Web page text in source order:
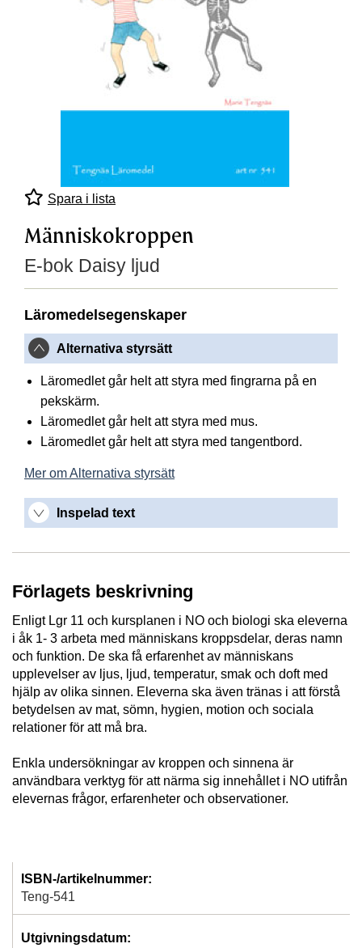
Spara i lista
Människokroppen
E-bok Daisy ljud
Läromedelsegenskaper
Alternativa styrsätt
Läromedlet går helt att styra med fingrarna på en
pekskärm.
Läromedlet går helt att styra med mus.
Läromedlet går helt att styra med tangentbord.
Mer om Alternativa styrsätt
Inspelad text
Förlagets beskrivning
Enligt Lgr 11 och kursplanen i NO och biologi ska eleverna
i åk 1- 3 arbeta med människans kroppsdelar, deras namn
och funktion. De ska få erfarenhet av människans
upplevelser av ljus, ljud, temperatur, smak och doft med
hjälp av olika sinnen. Eleverna ska även tränas i att förstå
betydelsen av mat, sömn, hygien, motion och sociala
relationer för att må bra.
Enkla undersökningar av kroppen och sinnena är
användbara verktyg för att närma sig innehållet i NO utifrån
elevernas frågor, erfarenheter och observationer.
ISBN-/artikelnummer:
Teng-541
Utgivningsdatum: